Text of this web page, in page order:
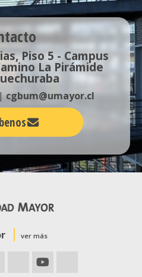
Piso 5 - Campus
La Pirámide
|cgbum@umayor.cl
ver más